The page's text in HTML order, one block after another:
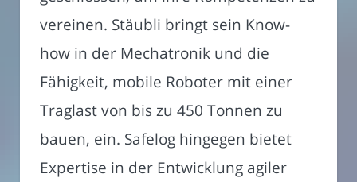
vereinen. Stäubli bringt sein Know-
how in der Mechatronik und die
Fähigkeit, mobile Roboter mit einer
Traglast von bis zu 450 Tonnen zu
bauen, ein. Safelog hingegen bietet
Expertise in der Entwicklung agiler